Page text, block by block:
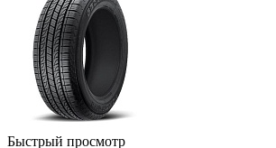
Быстрый просмотр